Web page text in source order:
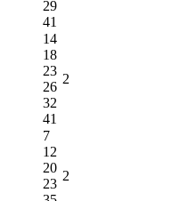
29
41
14
18
23
26
32
41
2
7
12
20
23
2